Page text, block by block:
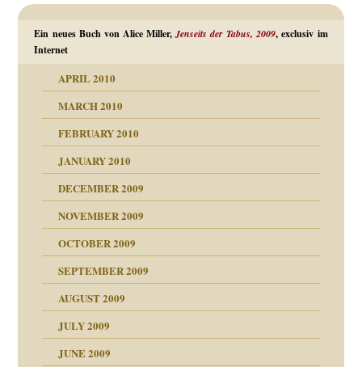
Ein neues Buch von Alice Miller,Jenseits der Tabus, 2009, exclusiv im
Internet
APRIL 2010
MARCH 2010
FEBRUARY 2010
JANUARY 2010
DECEMBER 2009
NOVEMBER 2009
OCTOBER 2009
SEPTEMBER 2009
AUGUST 2009
JULY 2009
JUNE 2009